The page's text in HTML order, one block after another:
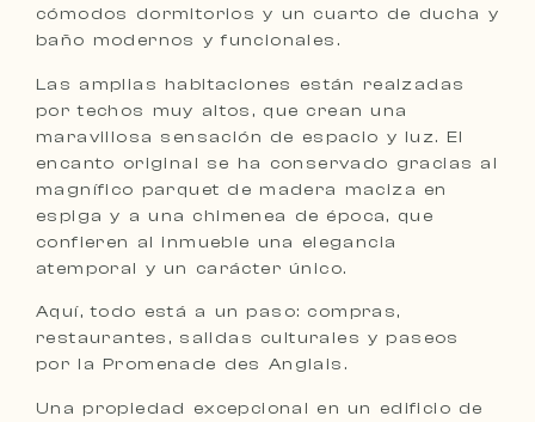
cómodos dormitorios y un cuarto de ducha y
baño modernos y funcionales.
Las amplias habitaciones están realzadas
por techos muy altos, que crean una
maravillosa sensación de espacio y luz. El
encanto original se ha conservado gracias al
magnífico parquet de madera maciza en
espiga y a una chimenea de época, que
confieren al inmueble una elegancia
atemporal y un carácter único.
Aquí, todo está a un paso: compras,
restaurantes, salidas culturales y paseos
por la Promenade des Anglais.
Una propiedad excepcional en un edificio de